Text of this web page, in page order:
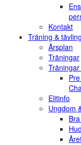
Kontakt
Träning & tävling
Årsplan
Träningar
Elitinfo
Ungdom